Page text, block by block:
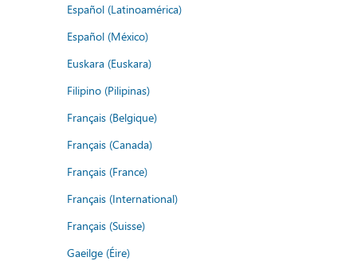
Español (Latinoamérica)
Español (México)
Euskara (Euskara)
Filipino (Pilipinas)
Français (Belgique)
Français (Canada)
Français (France)
Français (International)
Français (Suisse)
Gaeilge (Éire)